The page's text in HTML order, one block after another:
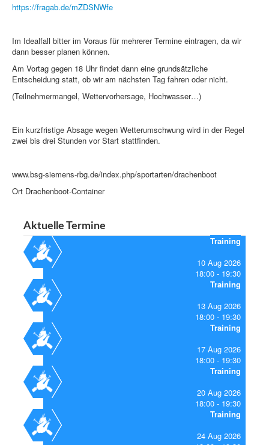
https://fragab.de/mZDSNWfe
Im Idealfall bitter im Voraus für mehrerer Termine eintragen, da wir
dann besser planen können.
Am Vortag gegen 18 Uhr findet dann eine grundsätzliche
Entscheidung statt, ob wir am nächsten Tag fahren oder nicht.
(Teilnehmermangel, Wettervorhersage, Hochwasser…)
Ein kurzfristige Absage wegen Wetterumschwung wird in der Regel
zwei bis drei Stunden vor Start stattfinden.
www.bsg-siemens-rbg.de/index.php/sportarten/drachenboot
Ort Drachenboot-Container
Aktuelle Termine
Training
10 Aug 2026
18:00
19:30
Training
13 Aug 2026
18:00
19:30
Training
17 Aug 2026
18:00
19:30
Training
20 Aug 2026
18:00
19:30
Training
24 Aug 2026